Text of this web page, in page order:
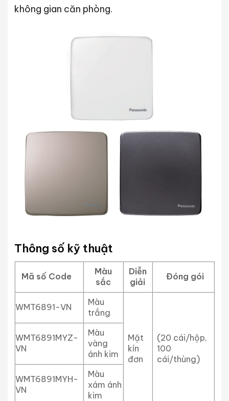
không gian căn phòng.
Thông số kỹ thuật
Mã số Code
Màu
sắc
Diễn
giải
Đóng gói
WMT6891-VN
Màu
trắng
Mặt
kín
đơn
(20 cái/hộp,
100
cái/thùng)
WMT6891MYZ-
VN
Màu
vàng
ánh kim
WMT6891MYH-
VN
Màu
xám ánh
kim